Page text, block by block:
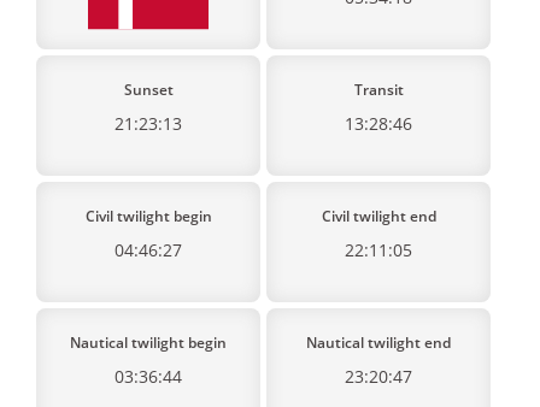
Sunset
21:23:13
Transit
13:28:46
Civil twilight begin
04:46:27
Civil twilight end
22:11:05
Nautical twilight begin
03:36:44
Nautical twilight end
23:20:47